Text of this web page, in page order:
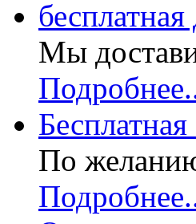
бесплатная
Мы
Бесплатная
По